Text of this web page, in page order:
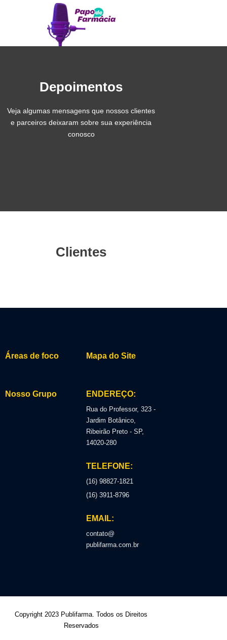
Depoimentos
Veja algumas mensagens que nossos clientes
e parceiros deixaram sobre sua experiência
conosco
Clientes
Áreas de foco Mapa do Site
Nosso Grupo ENDEREÇO:
Rua do Professor, 323 -
Jardim Botânico,
Ribeirão Preto - SP,
14020-280
TELEFONE:
(16) 98827-1821
(16) 3911-8796
EMAIL:
contato@
publifarma.com.br
Copyright 2023 Publifarma. Todos os Direitos
Reservados